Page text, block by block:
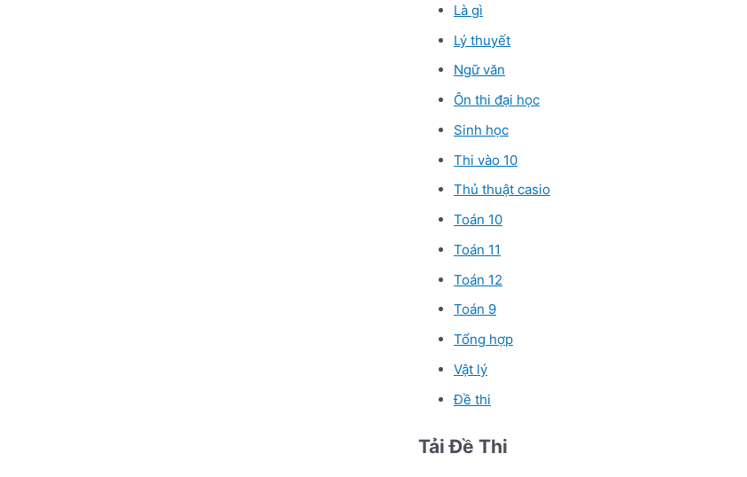
Là gì
Lý thuyết
Ngữ văn
Ôn thi đại học
Sinh học
Thi vào 10
Thủ thuật casio
Toán 10
Toán 11
Toán 12
Toán 9
Tổng hợp
Vật lý
Đề thi
Tải Đề Thi